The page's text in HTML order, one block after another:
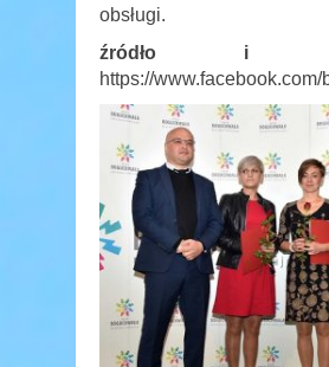
obsługi.
źródło i
https://